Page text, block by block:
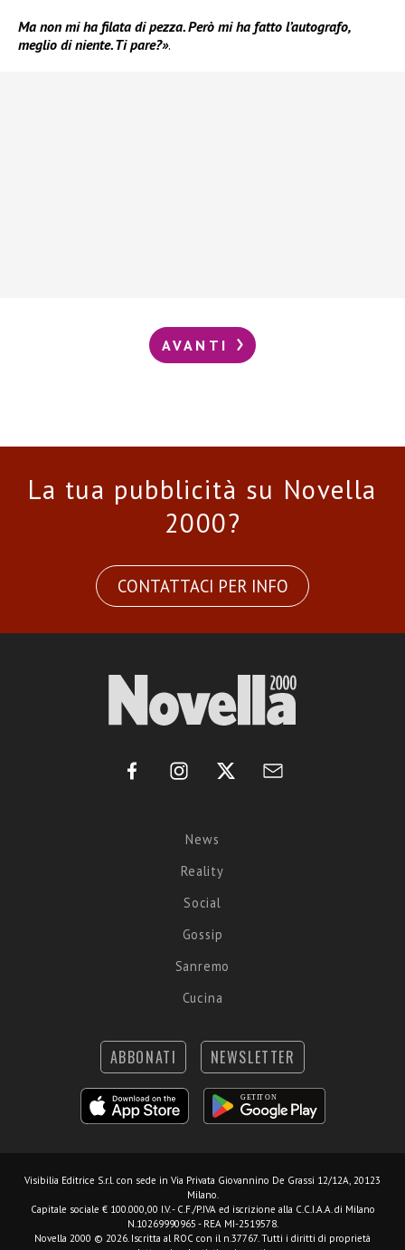
Ma non mi ha filata di pezza. Però mi ha fatto l’autografo,
meglio di niente. Ti pare?».
AVANTI
La tua pubblicità su Novella
2000?
CONTATTACI PER INFO
News
Reality
Social
Gossip
Sanremo
Cucina
ABBONATI NEWSLETTER
Visibilia Editrice S.r.l. con sede in Via Privata Giovannino De Grassi 12/12A, 20123
Milano.
Capitale sociale € 100.000,00 I.V. - C.F./P.IVA ed iscrizione alla C.C.I.A.A. di Milano
N.10269990965 - REA MI-2519578.
Novella 2000 © 2026. Iscritta al ROC con il n.37767. Tutti i diritti di proprietà